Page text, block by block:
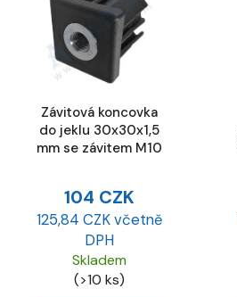
Závitová koncovka
do jeklu 30x30x1,5
mm se závitem M10
104 CZK
125,84 CZK včetně
DPH
Skladem
(>10 ks)